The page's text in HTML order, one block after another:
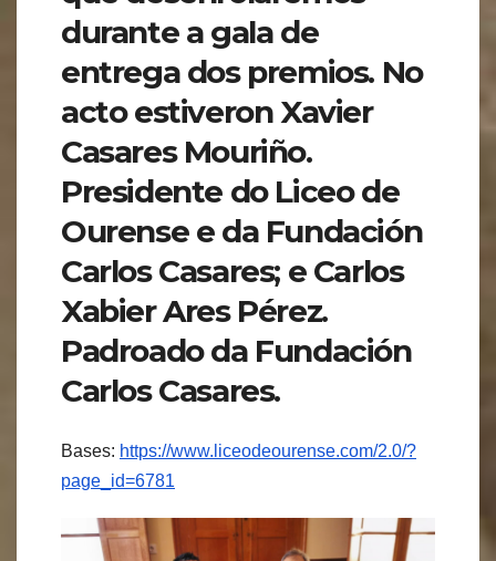
durante a gala de
entrega dos premios. No
acto estiveron Xavier
Casares Mouriño.
Presidente do Liceo de
Ourense e da Fundación
Carlos Casares; e Carlos
Xabier Ares Pérez.
Padroado da Fundación
Carlos Casares.
Bases: https://www.liceodeourense.com/2.0/?
page_id=6781